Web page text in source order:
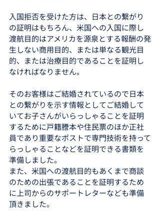
入国拒否を受けた方は、日本との繋がり
の証明はもちろん、米国への入国に際し
渡航目的はアメリカを源泉とする報酬の発
生しない商用目的、または単なる観光目
的、または治療目的であることを証明し
なければなりません。
そのお客様はご結婚されているので日本
との繋がりを示す情報としてご結婚して
いてお子さんがいらっしゃることを証明
するために戸籍謄本や住民票のほか正社
員であり重要なポストで専門技術を持って
らっしゃることなどを証明できる書類を
準備しました。
また、米国への渡航目的もあくまで商談
のための出張であることを証明するため
に上司からのサポートレターなども準備
頂きました。